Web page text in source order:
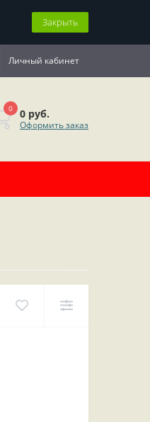
Закрыть
Личный кабинет
0 0 руб.
Оформить заказ